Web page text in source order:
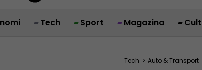
Tech Sport Magazina Cult
Tech > Auto & Transport